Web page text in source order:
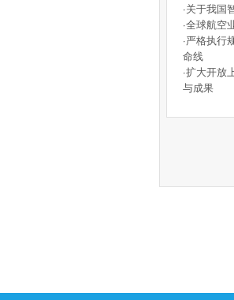
·关于我国
·全球航空
·严格执行
命线
·扩大开放
与成果